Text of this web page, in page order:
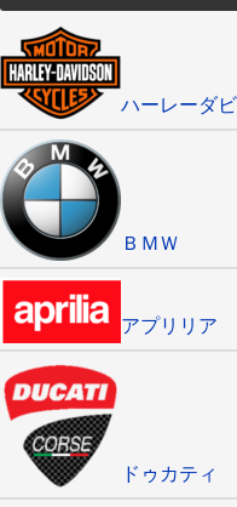
ハーレーダ
ＢＭＷ
アプリリア
ドゥカティ